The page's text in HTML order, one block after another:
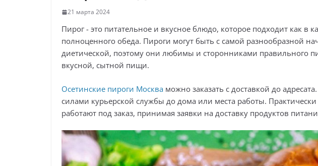
21 марта 2024
Пирог - это питательное и вкусное блюдо, которое подходит как в
полноценного обеда. Пироги могут быть с самой разнообразной
диетической, поэтому они любимы и сторонниками правильного
вкусной, сытной пищи.
Осетинские пироги Москва можно заказать с доставкой до
силами курьерской службы до дома или места работы.
работают под заказ, принимая заявки на доставку продуктов